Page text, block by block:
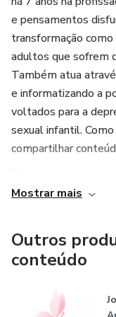
e pensamentos
transformação
adultos que sofrem
Também atua
e informatizando a
voltados para a
sexual infantil.
compartilhar
Mostrar mais
Outros
conteúdo